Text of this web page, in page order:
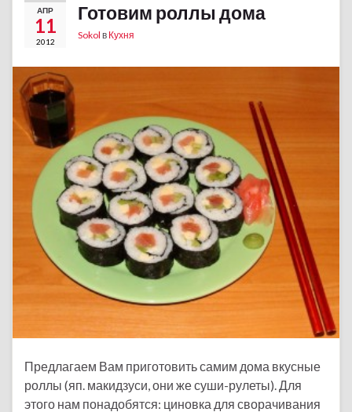
АПР
11
2012
Готовим роллы дома
Sokol в Кухня
Предлагаем Вам приготовить самим дома вкусные
роллы (яп. макидзуси, они же суши-рулеты). Для
этого нам понадобятся: циновка для сворачивания